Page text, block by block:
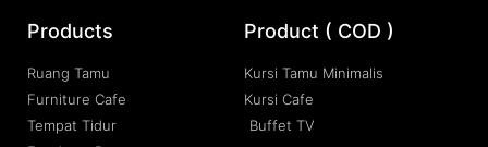
Products
Ruang Tamu
Furniture Cafe
Tempat Tidur
Product ( COD )
Kursi Tamu Minimalis
Kursi Cafe
Buffet TV